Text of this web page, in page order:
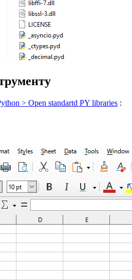
> Open standartd PY libraries :